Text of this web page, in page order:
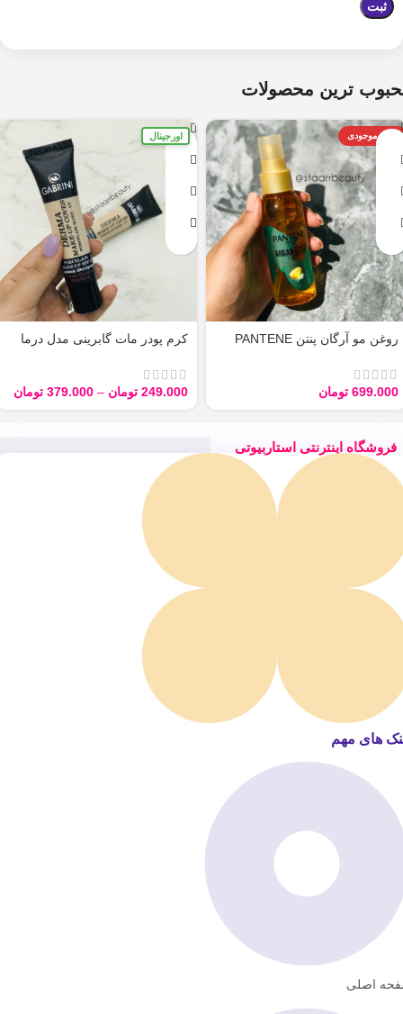
ترین محصولات
اتمام موجودی
روغن مو آرگان پنتن PANTENE
699.000 تومان
اورجینال
کرم پودر مات گابرینی مدل درما
249.000 تومان –
379.000 تومان
فروشگاه اینترنتی استاربیوتی
های مهم
اصلی